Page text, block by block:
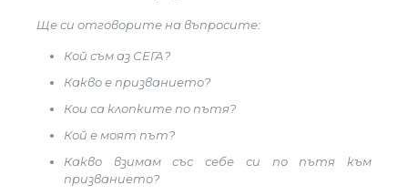
Ще си отговорите на въпросите:
Кой съм аз СЕГА?
Какво е призванието?
Кои са клопките по пътя?
Кой е моят път?
Какво взимам със себе си по пътя към
призванието?